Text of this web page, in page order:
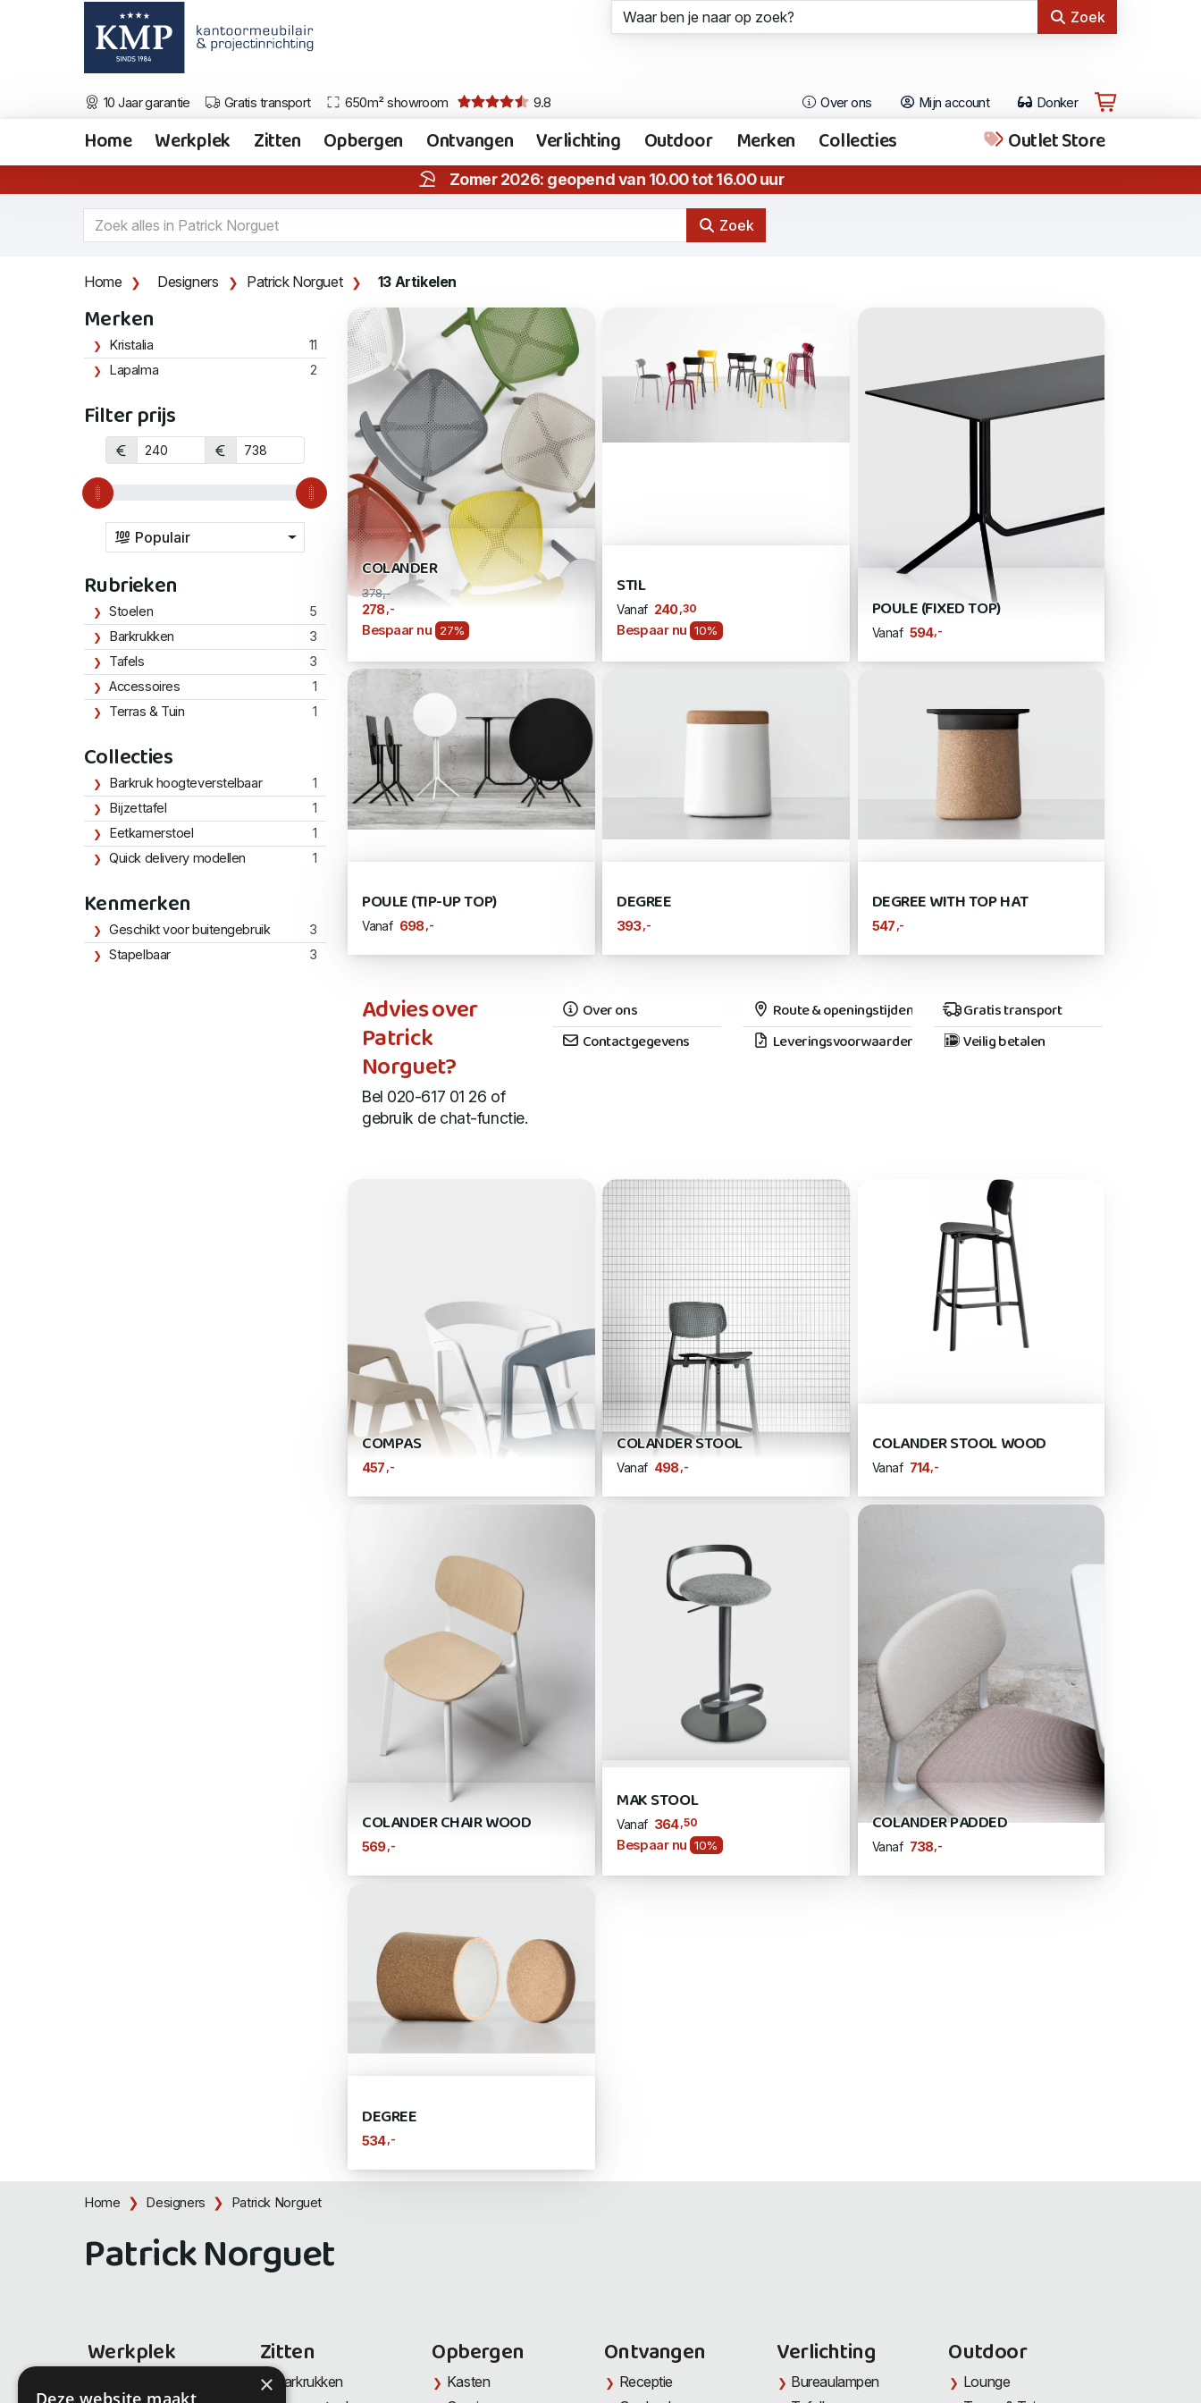
Zoek
10 Jaar garantie Gratis transport 650m² showroom 9.8 Over ons Mijn account Donker
Home Werkplek Zitten Opbergen Ontvangen Verlichting Outdoor Merken Collecties Outlet Store
Zomer 2026: geopend van 10.00 tot 16.00 uur
Zoek
Home Designers Patrick Norguet 13 Artikelen
Merken
Kristalia
11
Lapalma
2
Filter prijs
Populair
Rubrieken
Stoelen
5
Barkrukken
3
Tafels
3
Accessoires
1
Terras & Tuin
1
Collecties
Barkruk hoogteverstelbaar
1
Bijzettafel
1
Eetkamerstoel
1
Quick delivery modellen
1
Kenmerken
Geschikt voor buitengebruik
3
Stapelbaar
3
COLANDER
378,-
278 ,-
Bespaar nu 27%
STIL
Vanaf 240 ,30
Bespaar nu 10%
POULE (FIXED TOP)
Vanaf 594,-
POULE (TIP-UP TOP)
Vanaf 698 ,-
DEGREE
393 ,-
DEGREE WITH TOP HAT
547 ,-
Advies over
Patrick
Norguet?
Bel 020-617 01 26 of
gebruik de chat-functie.
Over ons
Contactgegevens
Route & openingstijden
Leveringsvoorwaarden
Gratis transport
Veilig betalen
COMPAS
457 ,-
COLANDER STOOL
Vanaf 498,-
COLANDER STOOL WOOD
Vanaf 714,-
COLANDER CHAIR WOOD
569 ,-
MAK STOOL
Vanaf 364,50
Bespaar nu 10%
COLANDER PADDED
Vanaf 738 ,-
DEGREE
534,-
Home Designers Patrick Norguet
Patrick Norguet
Werkplek Zitten
Barkrukken
Opbergen
Kasten
Ontvangen
Receptie
Verlichting
Bureaulampen
Outdoor
Lounge
×
Deze website maakt